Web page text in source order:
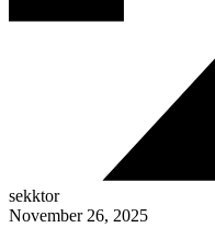
sekktor
November 26, 2025